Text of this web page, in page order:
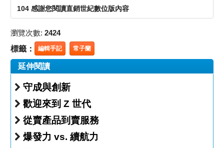
104 感謝您閱讀直銷世紀數位版內容
瀏覽次數: 2424
標籤： 編輯手記 常子蘭
延伸閱讀
守成與創新
歡迎來到 Z 世代
從賣產品到賣服務
爆發力 vs. 續航力